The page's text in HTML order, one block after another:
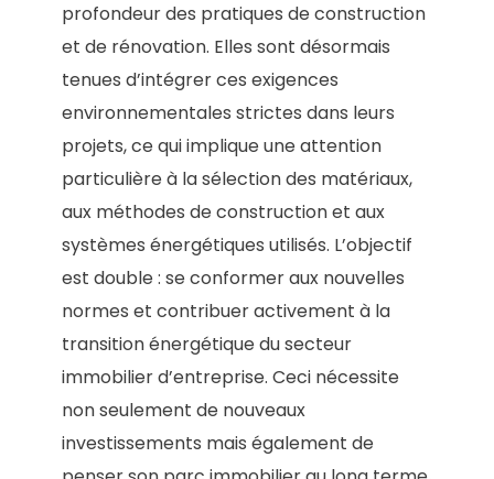
profondeur des pratiques de construction
et de rénovation. Elles sont désormais
tenues d’intégrer ces exigences
environnementales strictes dans leurs
projets, ce qui implique une attention
particulière à la sélection des matériaux,
aux méthodes de construction et aux
systèmes énergétiques utilisés. L’objectif
est double : se conformer aux nouvelles
normes et contribuer activement à la
transition énergétique du secteur
immobilier d’entreprise. Ceci nécessite
non seulement de nouveaux
investissements mais également de